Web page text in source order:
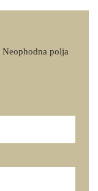
Neophodna polja